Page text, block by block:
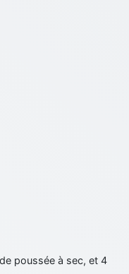
poussée à sec, et 4